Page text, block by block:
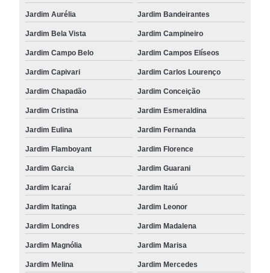
Jardim Aurélia Jardim Bandeirantes
Jardim Bela Vista Jardim Campineiro
Jardim Campo Belo Jardim Campos Elíseos
Jardim Capivari Jardim Carlos Lourenço
Jardim Chapadão Jardim Conceição
Jardim Cristina Jardim Esmeraldina
Jardim Eulina Jardim Fernanda
Jardim Flamboyant Jardim Florence
Jardim Garcia Jardim Guarani
Jardim Icaraí Jardim Itaiú
Jardim Itatinga Jardim Leonor
Jardim Londres Jardim Madalena
Jardim Magnólia Jardim Marisa
Jardim Melina Jardim Mercedes